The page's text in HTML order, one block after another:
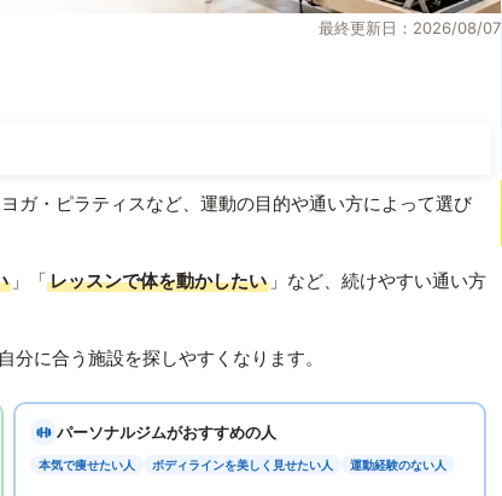
最終更新日：2026/08/07
ガ・ピラティスなど、運動の目的や通い方によって選び
」「レッスンで体を動かしたい 」など、続けやすい通い方
分に合う施設を探しやすくなります。
パーソナルジムがおすすめの人
本気で痩せたい人 ボディラインを美しく見せたい人 運動経験のない人